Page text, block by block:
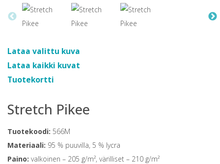
Lataa valittu kuva
Lataa kaikki kuvat
Tuotekortti
Stretch Pikee
Tuotekoodi: 566M
Materiaali: 95 % puuvilla, 5 % lycra
Paino: valkoinen – 205 g/m², värilliset – 210 g/m²